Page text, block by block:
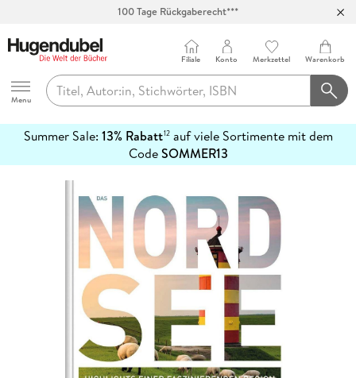
100 Tage Rückgaberecht***
Hugendubel
Menu
Filiale Konto Merkzettel Warenkorb
Summer Sale: 13% Rabatt12auf viele Sortimente mit dem
CodeSOMMER13
erfahren